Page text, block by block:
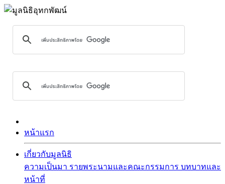
หน้าแรก
เกี่ยวกับมูลนิธิ
ความเป็นมา รายพระนามและคณะกรรมการ บทบาทและ
หน้าที่